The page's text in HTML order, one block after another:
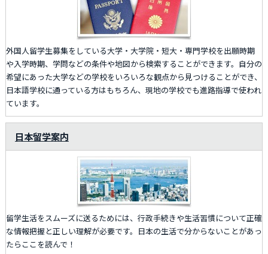
外国人留学生募集をしている大学・大学院・短大・専門学校を出願時期
や入学時期、学問などの条件や地図から検索することができます。自分の
希望にあった大学などの学校をいろいろな観点から見つけることができ、
日本語学校に通っている方はもちろん、現地の学校でも進路指導で使われ
ています。
日本留学案内
留学生活をスムーズに送るためには、行政手続きや生活習慣について正確
な情報把握と正しい理解が必要です。日本の生活で分からないことがあっ
たらここを読んで！